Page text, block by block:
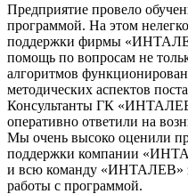
Предприятие провело
программой. На этом
поддержки фирмы
помощь по вопросам не
алгоритмов
методических аспектов
Консультанты ГК
оперативно ответили на
Мы очень высоко оценили
поддержки компании
и всю команду «ИНТАЛЕВ»
работы с программой.